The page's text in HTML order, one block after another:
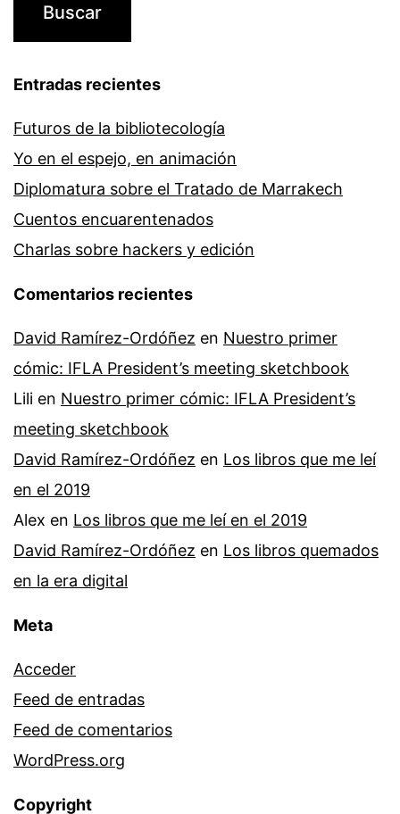
Entradas recientes
Futuros de la bibliotecología
Yo en el espejo, en animación
Diplomatura sobre el Tratado de Marrakech
Cuentos encuarentenados
Charlas sobre hackers y edición
Comentarios recientes
David Ramírez-Ordóñez en Nuestro primer
cómic: IFLA President’s meeting sketchbook
Lili en Nuestro primer cómic: IFLA President’s
meeting sketchbook
David Ramírez-Ordóñez en Los libros que me leí
en el 2019
Alex en Los libros que me leí en el 2019
David Ramírez-Ordóñez en Los libros quemados
en la era digital
Meta
Acceder
Feed de entradas
Feed de comentarios
WordPress.org
Copyright